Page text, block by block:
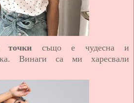
точки също е чудесна и
Винаги са ми харесвали